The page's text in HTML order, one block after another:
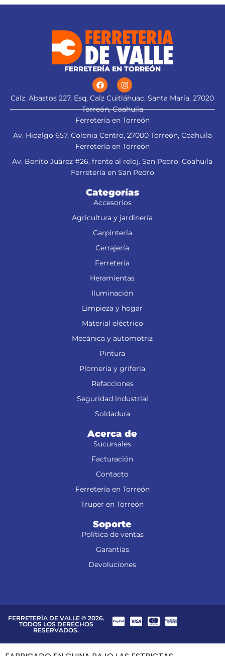
FERRETERÍA EN TORREÓN
Calz. Abastos 227, Esq, Calz Cuitláhuac, Santa María, 27020
Torreón, Coahuila
Ferretería en Torreón
Av. Hidalgo 657, Colonia Centro, 27000 Torreón, Coahuila
Ferretería en Torreón
Av. Benito Juárez #26, frente al reloj. San Pedro, Coahuila
Ferretería en San Pedro
Categorías
Accesorios
Agricultura y jardinería
Carpintería
Cerrajería
Ferretería
Heramientas
Iluminación
Limpieza y hogar
Material eléctrico
Mecánica y automotriz
Pintura
Plomería y grifería
Refacciones
Seguridad industrial
Soldadura
Acerca de
Sucursales
Facturación
Contacto
Ferretería en Torreón
Truper en Torreón
Soporte
Política de ventas
Garantías
Devoluciones
FERRETERÍA DE VALLE © 2026.
TODOS LOS DERECHOS
RESERVADOS.